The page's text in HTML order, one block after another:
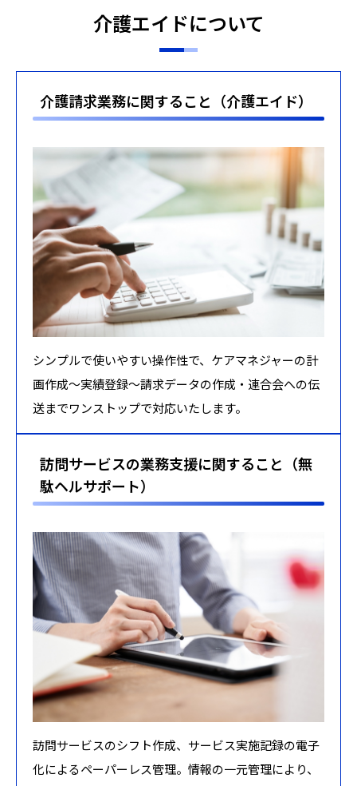
介護エイドについて
介護請求業務に関すること（介護エイド）
シンプルで使いやすい操作性で、ケアマネジャーの計
画作成～実績登録～請求データの作成・連合会への伝
送までワンストップで対応いたします。
訪問サービスの業務支援に関すること（無
駄ヘルサポート）
訪問サービスのシフト作成、サービス実施記録の電子
化によるペーパーレス管理。情報の一元管理により、